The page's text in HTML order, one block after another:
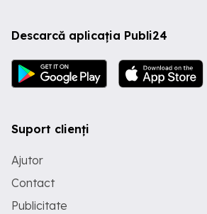
Descarcă aplicația Publi24
Suport clienți
Ajutor
Contact
Publicitate